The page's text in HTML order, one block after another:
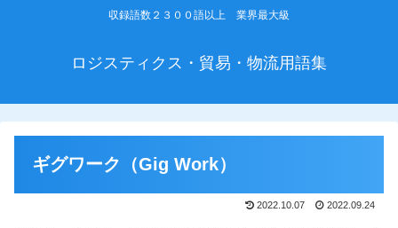
収録語数２３００語以上 業界最大級
ロジスティクス・貿易・物流用語集
ギグワーク（Gig Work）
2022.10.07 2022.09.24